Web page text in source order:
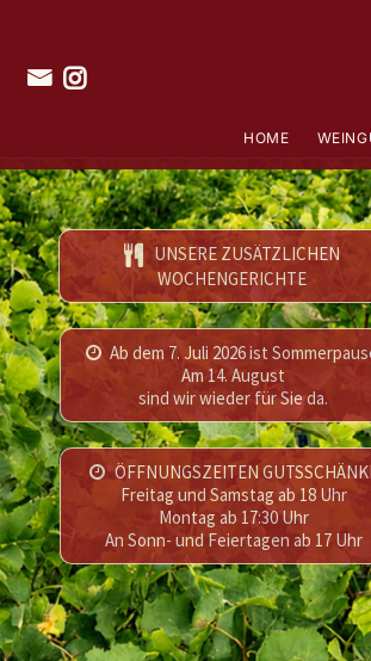
HOME
ÖFFNUNGSZEITEN
Freitag und Samstag ab 18 Uhr
Montag ab 17:30 Uhr
An Sonn- und Feiertagen ab 17 Uhr
Ab dem 7. Juli 2026 ist
Am 14. August
sind wir wieder für Sie da.
UNSERE ZUSÄTZLICHEN
WOCHENGERICHTE